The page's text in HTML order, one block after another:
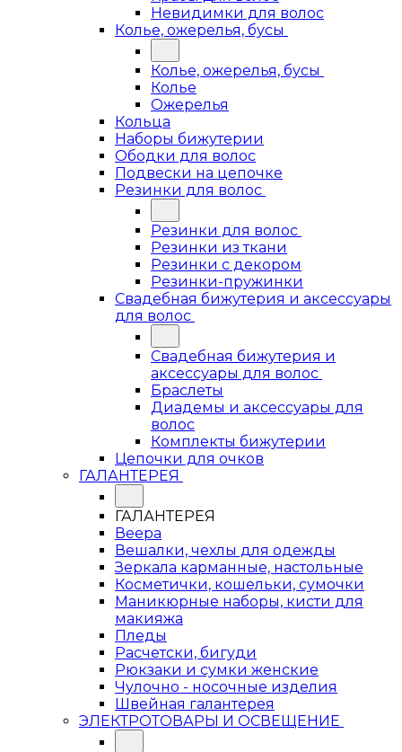
Невидимки для волос
Колье, ожерелья, бусы
Колье, ожерелья, бусы
Колье
Ожерелья
Кольца
Наборы бижутерии
Ободки для волос
Подвески на цепочке
Резинки для волос
Резинки для волос
Резинки из ткани
Резинки с декором
Резинки-пружинки
Свадебная бижутерия и аксессуары
для волос
Свадебная бижутерия и
аксессуары для волос
Браслеты
Диадемы и аксессуары для
волос
Комплекты бижутерии
Цепочки для очков
ГАЛАНТЕРЕЯ
ГАЛАНТЕРЕЯ
Веера
Вешалки, чехлы для одежды
Зеркала карманные, настольные
Косметички, кошельки, сумочки
Маникюрные наборы, кисти для
макияжа
Пледы
Расчетски, бигуди
Рюкзаки и сумки женские
Чулочно - носочные изделия
Швейная галантерея
ЭЛЕКТРОТОВАРЫ И ОСВЕЩЕНИЕ